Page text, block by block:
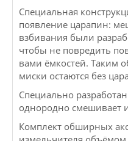
Специальная
появление царапин:
взбивания были
чтобы не повредить
вами ёмкостей. Таким
миски остаются без
Специально
однородно смешивает
Комплект обширных